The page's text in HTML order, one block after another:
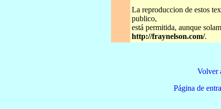
La reproduccion de estos
publico,
está permitida, aunque
http://fraynelson.com/.
Volver
Página de